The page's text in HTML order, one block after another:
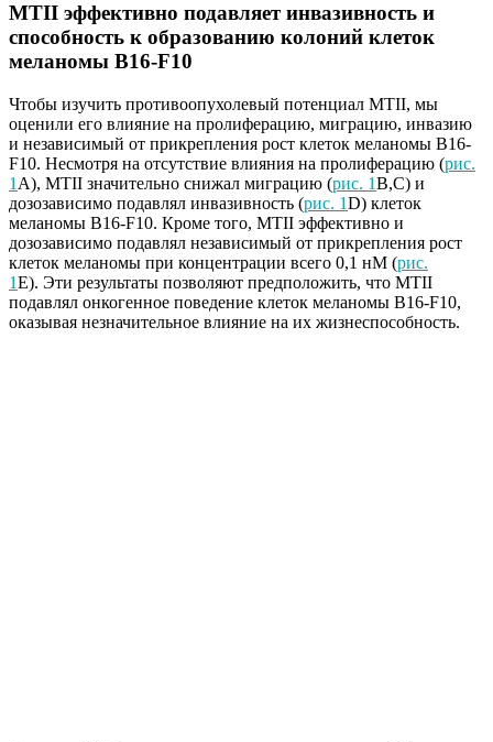
MTII эффективно подавляет инвазивность и
способность к образованию колоний клеток
меланомы B16-F10
Чтобы изучить противоопухолевый потенциал MTII, мы
оценили его влияние на пролиферацию, миграцию, инвазию
и независимый от прикрепления рост клеток меланомы B16-
F10. Несмотря на отсутствие влияния на пролиферацию (рис.
1 A), MTII значительно снижал миграцию (рис. 1B,C) и
дозозависимо подавлял инвазивность (рис. 1D) клеток
меланомы B16-F10. Кроме того, MTII эффективно и
дозозависимо подавлял независимый от прикрепления рост
клеток меланомы при концентрации всего 0,1 нМ (рис.
1E). Эти результаты позволяют предположить, что MTII
подавлял онкогенное поведение клеток меланомы B16-F10,
оказывая незначительное влияние на их жизнеспособность.